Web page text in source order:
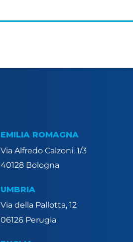
EMILIA ROMAGNA
Via Alfredo Calzoni, 1/3
40128 Bologna
UMBRIA
Via della Pallotta, 12
06126 Perugia